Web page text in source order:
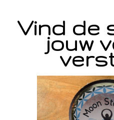
Vind de
jouw